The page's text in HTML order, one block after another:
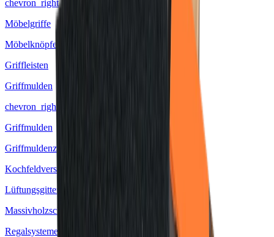
chevron_right
Möbelgriffe
Möbelknöpfe
Griffleisten
Griffmulden
chevron_right
Griffmulden
Griffmuldenzubehör
Kochfeldverstärkungssteg
Lüftungsgitter
Massivholzschublade
Regalsysteme